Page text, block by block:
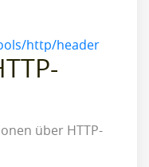
http/header
über HTTP-